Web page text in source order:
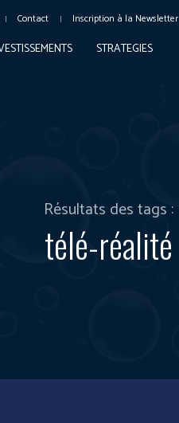
Contact Inscription à la Newsletter
STRATEGIES
Résultats des tags :
télé-réalité